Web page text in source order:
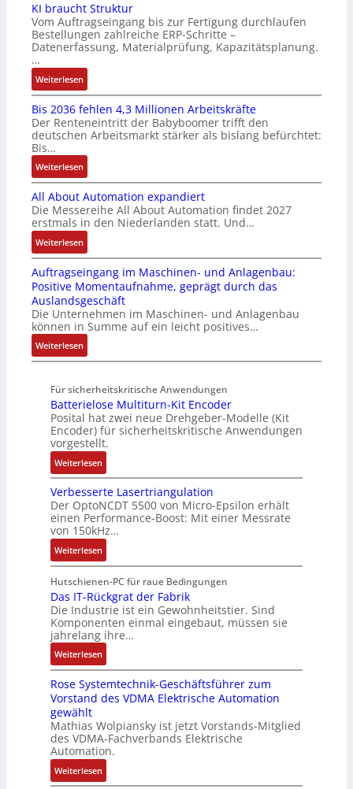
o
n
i
F
a
n
u
c
C
-
S
y
t
e
m
e
z
i
e
u
n
b
e
ä
t
i
g
R
e
i
e
g
a
L
3
f
ü
r
s
i
c
h
e
r
e
E
n
t
w
i
c
k
l
u
n
g
f
ü
r
m
u
l
t
i
v
r
i
b
l
e
S
e
u
e
r
u
n
t
l
o
s
e
I
n
t
e
g
r
a
t
i
o
n
v
o
n
A
G
V
u
n
d
o
b
o
t
KI braucht Struktur
Vom Auftragseingang bis zur Fertigung durchlaufen
Bestellungen zahlreiche ERP-Schritte –
Datenerfassung, Materialprüfung, Kapazitätsplanung.
…
Weiterlesen:
K
I
b
r
a
u
c
h
t
S
t
r
u
k
t
u
r
Bis 2036 fehlen 4,3 Millionen Arbeitskräfte
Der Renteneintritt der Babyboomer trifft den
deutschen Arbeitsmarkt stärker als bislang befürchtet:
Bis…
Weiterlesen:
B
i
s
2
0
3
6
f
e
h
l
e
n
,
3
M
i
l
l
i
o
n
e
n
A
r
b
e
i
t
s
k
r
ä
f
t
e
All About Automation expandiert
Die Messereihe All About Automation findet 2027
erstmals in den Niederlanden statt. Und…
Weiterlesen:
A
l
l
A
b
o
u
t
u
t
o
m
a
t
i
o
n
e
x
p
a
n
d
i
e
r
t
Auftragseingang im Maschinen- und Anlagenbau:
Positive Momentaufnahme, geprägt durch das
Auslandsgeschäft
Die Unternehmen im Maschinen- und Anlagenbau
können in Summe auf ein leicht positives…
Weiterlesen:
A
f
t
r
a
g
s
e
i
n
g
a
n
g
i
m
M
a
s
c
h
i
n
e
n
-
Für sicherheitskritische Anwendungen
Batterielose Multiturn-Kit Encoder
Posital hat zwei neue Drehgeber-Modelle (Kit
Encoder) für sicherheitskritische Anwendungen
vorgestellt.
Weiterlesen:
B
a
t
t
e
r
i
e
l
o
s
e
M
u
l
t
t
u
r
n
Verbesserte Lasertriangulation
Der OptoNCDT 5500 von Micro-Epsilon erhält
einen Performance-Boost: Mit einer Messrate
von 150kHz…
Weiterlesen:
V
e
r
b
e
s
s
e
r
t
L
a
s
e
Hutschienen-PC für raue Bedingungen
Das IT-Rückgrat der Fabrik
Die Industrie ist ein Gewohnheitstier. Sind
Komponenten einmal eingebaut, müssen sie
jahrelang ihre…
Weiterlesen:
D
a
s
T
-
R
ü
Rose Systemtechnik-Geschäftsführer zum
Vorstand des VDMA Elektrische Automation
gewählt
Mathias Wolpiansky ist jetzt Vorstands-Mitglied
des VDMA-Fachverbands Elektrische
Automation.
Weiterlesen:
R